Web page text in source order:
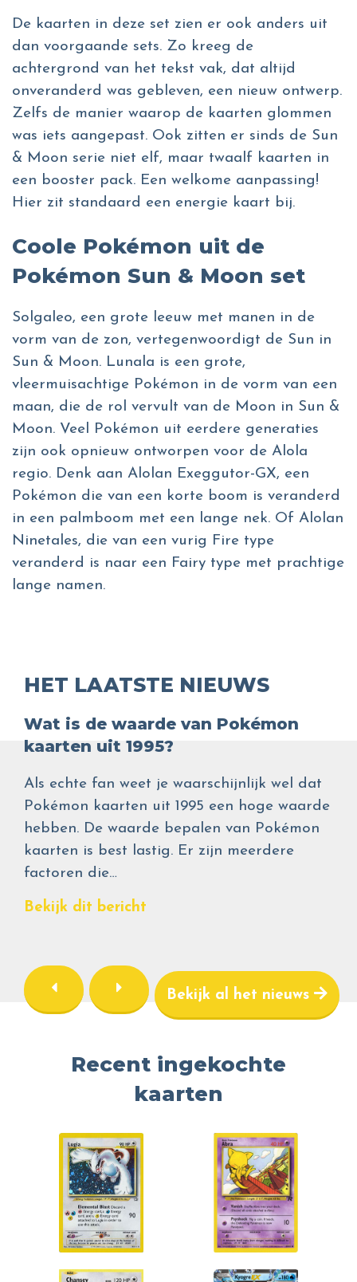
De kaarten in deze set zien er ook anders uit
dan voorgaande sets. Zo kreeg de
achtergrond van het tekst vak, dat altijd
onveranderd was gebleven, een nieuw ontwerp.
Zelfs de manier waarop de kaarten glommen
was iets aangepast. Ook zitten er sinds de Sun
& Moon serie niet elf, maar twaalf kaarten in
een booster pack. Een welkome aanpassing!
Hier zit standaard een energie kaart bij.
Coole Pokémon uit de
Pokémon Sun & Moon set
Solgaleo, een grote leeuw met manen in de
vorm van de zon, vertegenwoordigt de Sun in
Sun & Moon. Lunala is een grote,
vleermuisachtige Pokémon in de vorm van een
maan, die de rol vervult van de Moon in Sun &
Moon. Veel Pokémon uit eerdere generaties
zijn ook opnieuw ontworpen voor de Alola
regio. Denk aan Alolan Exeggutor-GX, een
Pokémon die van een korte boom is veranderd
in een palmboom met een lange nek. Of Alolan
Ninetales, die van een vurig Fire type
veranderd is naar een Fairy type met prachtige
lange namen.
HET LAATSTE NIEUWS
Wat is de waarde van Pokémon
kaarten uit 1995?
Als echte fan weet je waarschijnlijk wel dat
Pokémon kaarten uit 1995 een hoge waarde
hebben. De waarde bepalen van Pokémon
kaarten is best lastig. Er zijn meerdere
factoren die…
Bekijk dit bericht
Bekijk al het nieuws
Recent ingekochte
kaarten